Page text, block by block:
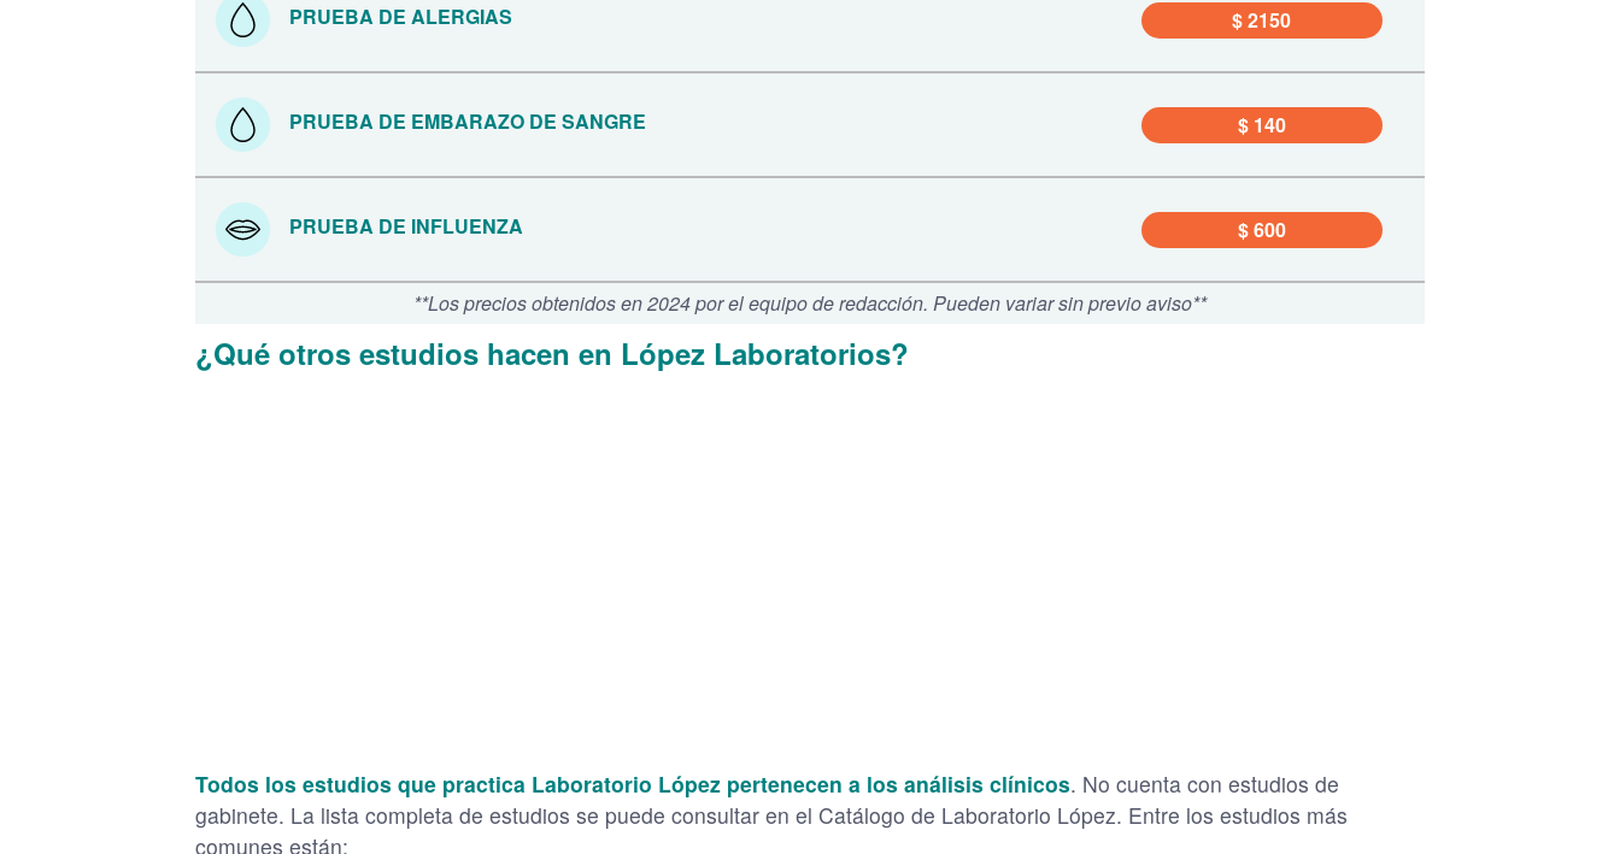
PRUEBA DE ALERGIAS $ 2150
PRUEBA DE EMBARAZO DE SANGRE $ 140
PRUEBA DE INFLUENZA $ 600
**Los precios obtenidos en 2024 por el equipo de redacción. Pueden variar sin previo aviso**
¿Qué otros estudios hacen en López Laboratorios?
Todos los estudios que practica Laboratorio López pertenecen a los análisis clínicos. No cuenta con estudios de
gabinete. La lista completa de estudios se puede consultar en el Catálogo de Laboratorio López. Entre los estudios más
comunes están: